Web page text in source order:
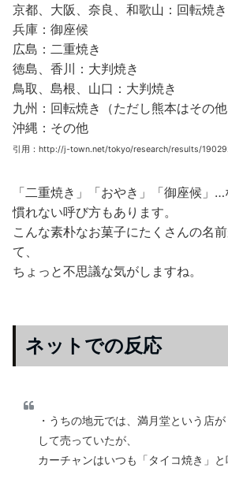
京都、大阪、奈良、和歌山：回転焼き
兵庫：御座候
広島：二重焼き
徳島、香川：大判焼き
鳥取、島根、山口：大判焼き
九州：回転焼き（ただし熊本はその他
沖縄：その他
引用：http://j-town.net/tokyo/research/results/
「二重焼き」「おやき」「御座候」
慣れない呼び方もあります。
こんな素朴なお菓子にたくさんの名
て、
ちょっと不思議な気がしますね。
ネットでの反応
・うちの地元では、満月堂という店
して売っていたが、
カーチャンはいつも「タイコ焼き」と